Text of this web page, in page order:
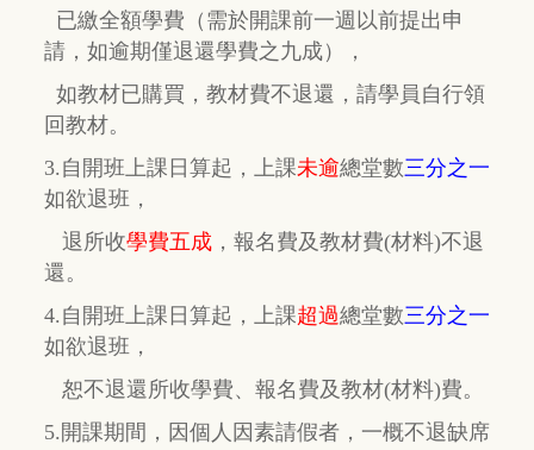
已繳全額學費 （需於開課前一週以前提出申
請，如逾期僅退還學費之九成），
如教材已購買，教材費不退還， 請學員自行領
回教材。
3.自開班上課日算起，上課未逾總堂數三分之一
如欲退班，
退所收學費五成 ， 報名費及教材費(材料)不退
還。
4.自開班上課日算起，上課超過總堂數三分之一
如欲退班，
恕不退還所收學費、報名費及教材(材料)費。
5.開課期間，因個人因素請假者，一概不退缺席